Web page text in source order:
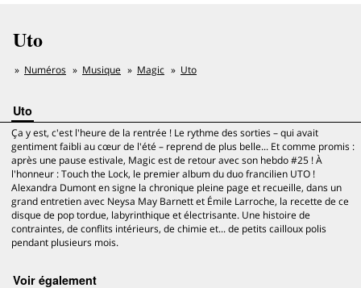
Uto
Numéros Musique Magic Uto
Uto
Ça y est, c'est l'heure de la rentrée ! Le rythme des sorties – qui avait
gentiment faibli au cœur de l'été – reprend de plus belle... Et comme promis :
après une pause estivale, Magic est de retour avec son hebdo #25 ! À
l'honneur : Touch the Lock, le premier album du duo francilien UTO !
Alexandra Dumont en signe la chronique pleine page et recueille, dans un
grand entretien avec Neysa May Barnett et Émile Larroche, la recette de ce
disque de pop tordue, labyrinthique et électrisante. Une histoire de
contraintes, de conflits intérieurs, de chimie et... de petits cailloux polis
pendant plusieurs mois.
voir également